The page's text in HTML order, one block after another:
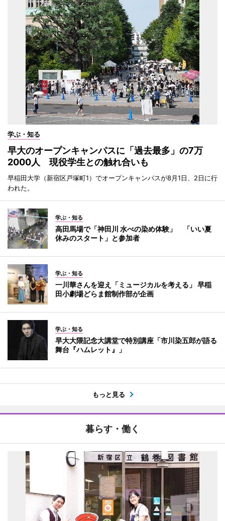
学ぶ・知る
早大のオープンキャンパスに「過去最多」の7万
2000人 現役学生との触れ合いも
早稲田大学（新宿区戸塚町1）でオープンキャンパスが8月1日、2日に行
われた。
学ぶ・知る
高田馬場で「神田川 水べの染め体験」 「いい夏
休みのスタート」と参加者
学ぶ・知る
一川華さんを迎え「ミュージカルを考える」 早稲
田小劇場どらま館制作部が企画
学ぶ・知る
早大大隈記念大講堂で特別講座「市川染五郎が語る
舞台『ハムレット』」
もっと見る
暮らす・働く